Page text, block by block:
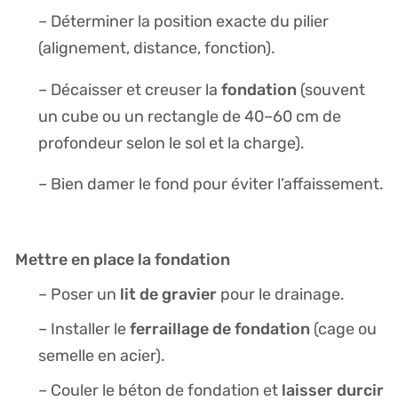
– Déterminer la position exacte du pilier
(alignement, distance, fonction).
– Décaisser et creuser la fondation(souvent
un cube ou un rectangle de 40–60 cm de
profondeur selon le sol et la charge).
– Bien damer le fond pour éviter l’affaissement.
Mettre en place la fondation
– Poser un lit de gravierpour le drainage.
– Installer leferraillage de fondation(cage ou
semelle en acier).
– Couler le béton de fondation et laisser durcir